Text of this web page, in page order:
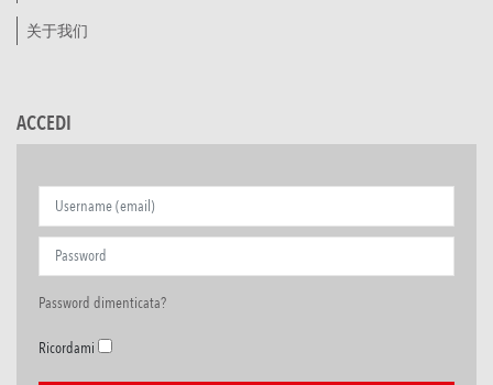
关于我们
ACCEDI
Password dimenticata?
Ricordami